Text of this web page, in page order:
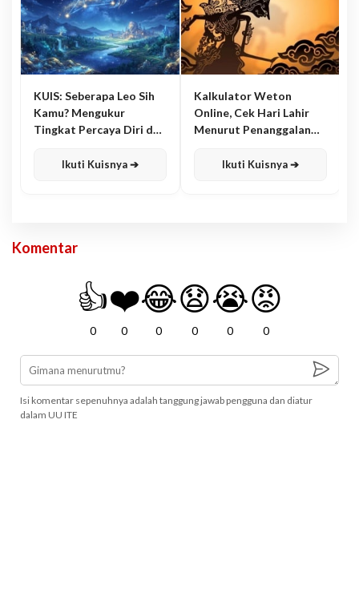
KUIS: Seberapa Leo Sih
Kamu? Mengukur
Tingkat Percaya Diri dan
Ikuti Kuisnya ➔
Kalkulator Weton
Online, Cek Hari Lahir
Menurut Penanggalan
Ikuti Kuisnya ➔
Komentar
👍
0
❤️
0
😂
0
😧
0
😭
0
😡
0
Isi komentar sepenuhnya adalah tanggung jawab pengguna dan diatur
dalam UU ITE